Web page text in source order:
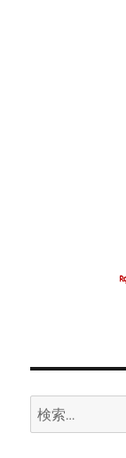
検
索: